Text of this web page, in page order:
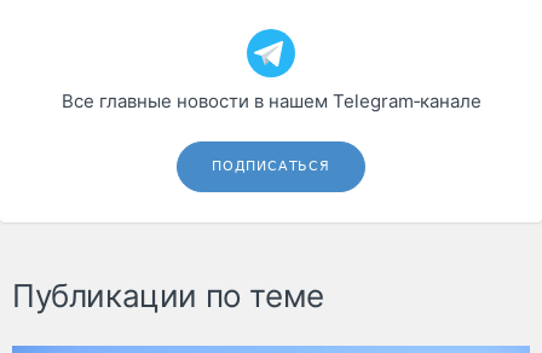
Все главные новости в нашем Telegram‑канале
ПОДПИСАТЬСЯ
Публикации по теме